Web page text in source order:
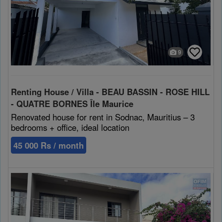
9
Renting House / Villa - BEAU BASSIN - ROSE HILL
- QUATRE BORNES Île Maurice
Renovated house for rent in Sodnac, Mauritius – 3
bedrooms + office, ideal location
45 000 Rs / month